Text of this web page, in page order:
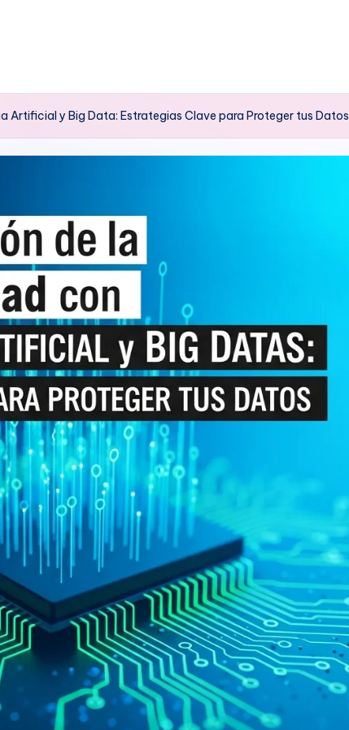
Artificial y Big Data: Estrategias Clave para Proteger tus Datos